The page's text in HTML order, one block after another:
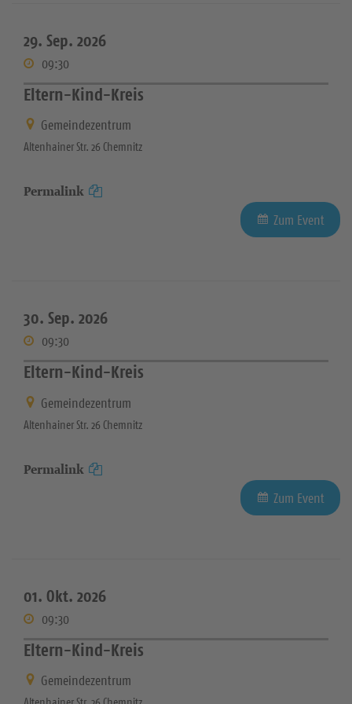
29. Sep. 2026
09:30
Eltern-Kind-Kreis
Gemeindezentrum
Altenhainer Str. 26 Chemnitz
Permalink
Zum Event
30. Sep. 2026
09:30
Eltern-Kind-Kreis
Gemeindezentrum
Altenhainer Str. 26 Chemnitz
Permalink
Zum Event
01. Okt. 2026
09:30
Eltern-Kind-Kreis
Gemeindezentrum